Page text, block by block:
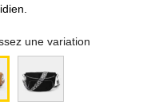
une variation